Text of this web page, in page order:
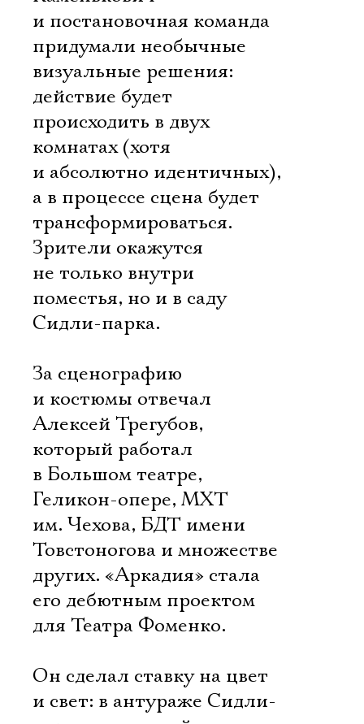
и постановочная команда
придумали необычные
визуальные решения:
действие будет
происходить в двух
комнатах (хотя
и абсолютно идентичных),
а в процессе сцена будет
трансформироваться.
Зрители окажутся
не только внутри
поместья, но и в саду
Сидли-парка.
За сценографию
и костюмы отвечал
Алексей Трегубов,
который работал
в Большом театре,
Геликон-опере, МХТ
им. Чехова, БДТ имени
Товстоногова и множестве
других. «Аркадия» стала
его дебютным проектом
для Театра Фоменко.
Он сделал ставку на цвет
и свет: в антураже Сидли-